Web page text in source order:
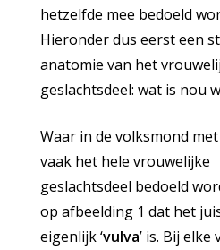
hetzelfde mee bedoeld
Hieronder dus eerst een
anatomie van het
geslachtsdeel: wat is nou
Waar in de volksmond met
vaak het hele vrouwelijke
geslachtsdeel bedoeld
op afbeelding 1 dat het
eigenlijk ‘vulva’ is. Bij